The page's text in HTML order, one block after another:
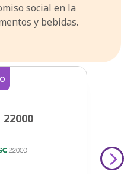
social en la
y bebidas.
22000
›